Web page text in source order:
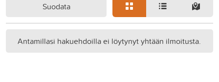
Suodata
Antamillasi hakuehdoilla ei löytynyt yhtään ilmoitusta.